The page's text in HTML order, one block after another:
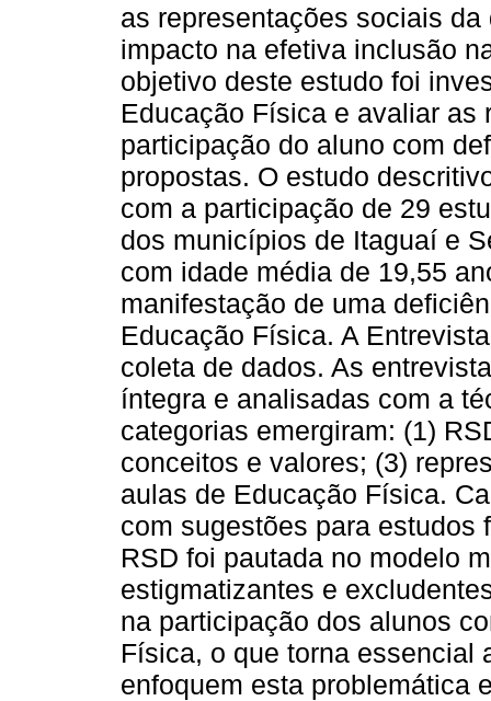
as representações sociais
impacto na efetiva inclusão
objetivo deste estudo foi
Educação Física e avaliar as
participação do aluno com
propostas. O estudo
com a participação de 29
dos municípios de Itaguaí e
com idade média de 19,55
manifestação de uma
Educação Física. A
coleta de dados. As
íntegra e analisadas com a
categorias emergiram: (1)
conceitos e valores; (3)
aulas de Educação Física.
com sugestões para estudos
RSD foi pautada no modelo
estigmatizantes e
na participação dos alunos
Física, o que torna essencial
enfoquem esta problemática